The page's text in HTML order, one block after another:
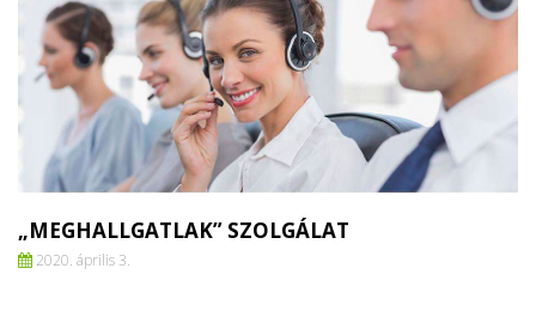
„MEGHALLGATLAK” SZOLGÁLAT
2020. április 3.